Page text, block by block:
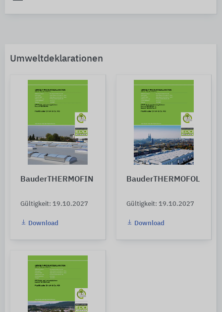
Umweltdeklarationen
BauderTHERMOFIN
Gültigkeit: 19.10.2027
Download
BauderTHERMOFOL
Gültigkeit: 19.10.2027
Download